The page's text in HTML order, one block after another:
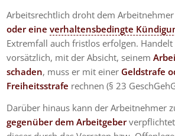
Arbeitsrechtlich droht dem
oder eineverhaltensbedingte
Extremfall auch fristlos erfolgen.
vorsätzlich, mit der Absicht, seinem
schaden, muss er mit einer Geldstrafe
Freiheitsstrafe rechnen (§ 23
Darüber hinaus kann der Arbeitnehmer
gegenüber dem Arbeitgeber